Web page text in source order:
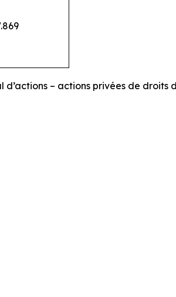
– actions privées de droits